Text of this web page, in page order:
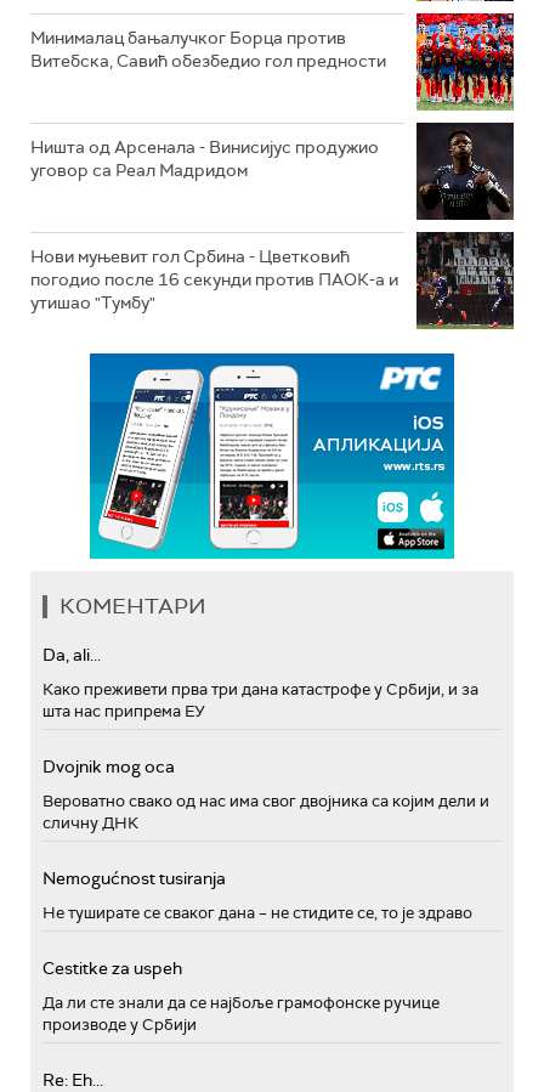
Минималац бањалучког Борца против
Витебска, Савић обезбедио гол предности
Ништа од Арсенала - Винисијус продужио
уговор са Реал Мадридом
Нови муњевит гол Србина - Цветковић
погодио после 16 секунди против ПАОК-а и
утишао "Тумбу"
КОМЕНТАРИ
Da, ali...
Како преживети прва три дана катастрофе у Србији, и за
шта нас припрема ЕУ
Dvojnik mog oca
Вероватно свако од нас има свог двојника са којим дели и
сличну ДНК
Nemogućnost tusiranja
Не туширате се сваког дана – не стидите се, то је здраво
Cestitke za uspeh
Да ли сте знали да се најбоље грамофонске ручице
производе у Србији
Re: Eh...